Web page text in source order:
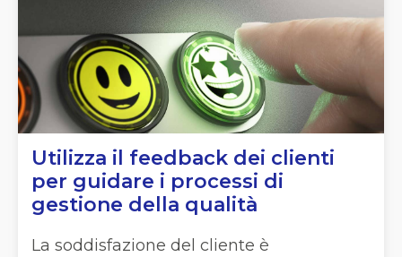
Utilizza il feedback dei clienti
per guidare i processi di
gestione della qualità
La soddisfazione del cliente è